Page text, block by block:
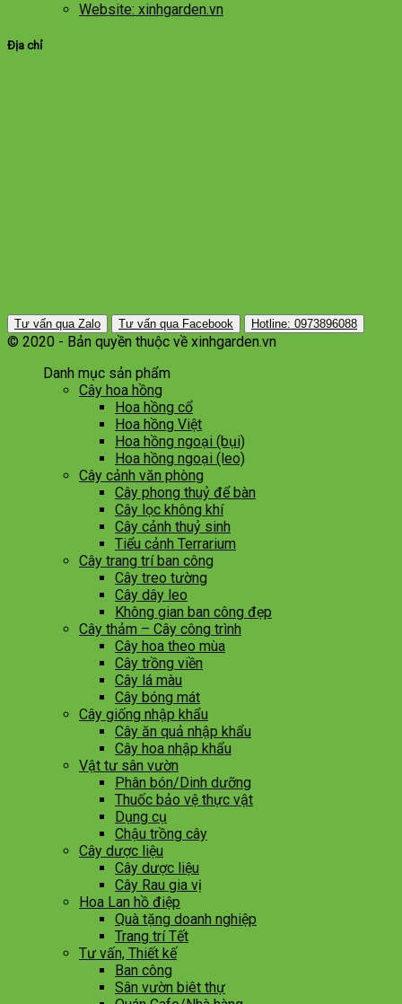
Website: xinhgarden.vn
Địa chỉ
Tư vấn qua Zalo Tư vấn qua Facebook Hotline: 0973896088
© 2020 - Bản quyền thuộc về xinhgarden.vn
Danh mục sản phẩm
Cây hoa hồng
Hoa hồng cổ
Hoa hồng Việt
Hoa hồng ngoại (bụi)
Hoa hồng ngoại (leo)
Cây cảnh văn phòng
Cây phong thuỷ để bàn
Cây lọc không khí
Cây cảnh thuỷ sinh
Tiểu cảnh Terrarium
Cây trang trí ban công
Cây treo tường
Cây dây leo
Không gian ban công đẹp
Cây thảm – Cây công trình
Cây hoa theo mùa
Cây trồng viền
Cây lá màu
Cây bóng mát
Cây giống nhập khẩu
Cây ăn quả nhập khẩu
Cây hoa nhập khẩu
Vật tư sân vườn
Phân bón/Dinh dưỡng
Thuốc bảo vệ thực vật
Dụng cụ
Chậu trồng cây
Cây dược liệu
Cây dược liệu
Cây Rau gia vị
Hoa Lan hồ điệp
Quà tặng doanh nghiệp
Trang trí Tết
Tư vấn, Thiết kế
Ban công
Sân vườn biêt thự